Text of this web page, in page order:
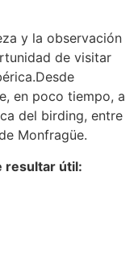
y la observación
de visitar
en poco tiempo, a
del birding, entre
Monfragüe.
resultar útil: